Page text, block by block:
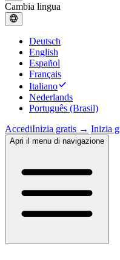
Cambia lingua
Deutsch
English
Español
Français
Italiano
Nederlands
Português (Brasil)
AccediInizia gratis → Inizia
Apri il menu di navigazione